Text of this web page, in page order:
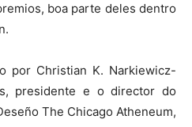
boa parte deles dentro
por Christian K. Narkiewicz-
presidente e o director do
The Chicago Atheneum,